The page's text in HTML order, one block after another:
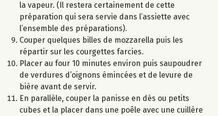
la vapeur. (Il restera certainement de cette
préparation qui sera servie dans l’assiette avec
l’ensemble des préparations).
Couper quelques billes de mozzarella puis les
répartir sur les courgettes farcies.
Placer au four 10 minutes environ puis saupoudrer
de verdures d’oignons émincées et de levure de
bière avant de servir.
En parallèle, couper la panisse en dés ou petits
cubes et la placer dans une poêle avec une cuillère